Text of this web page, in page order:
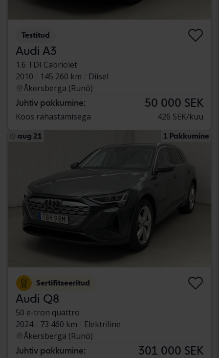
Testitud
Audi A3
1.6 TDI Cabriolet
2010
145 260 km
Diisel
Åkersberga (Runö)
Juhtiv pakkumine: 50 000 SEK
Koos rahastamisega 426 SEK/kuu
aug 21 1 Pakkumine
Sertifitseeritud
Audi Q8
50 e-tron quattro
2024
73 460 km
Elektriline
Åkersberga (Runö)
Juhtiv pakkumine: 301 000 SEK